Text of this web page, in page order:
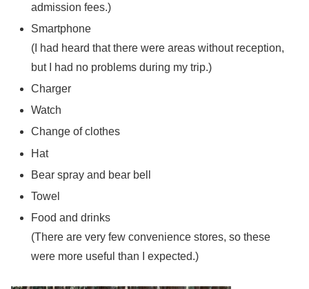
admission fees.)
Smartphone
(I had heard that there were areas without reception,
but I had no problems during my trip.)
Charger
Watch
Change of clothes
Hat
Bear spray and bear bell
Towel
Food and drinks
(There are very few convenience stores, so these
were more useful than I expected.)